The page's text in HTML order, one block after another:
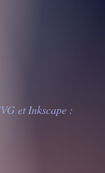
et Inkscape :